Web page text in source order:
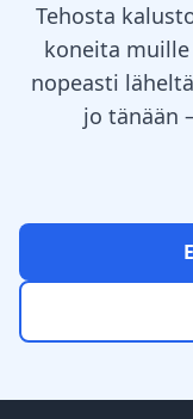
Tehosta
koneita
nopeasti
jo tänään